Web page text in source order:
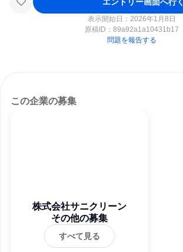
表示開始日：2026年1月8日
原稿ID： 89a92a1a10431b17
問題を報告する
この企業の募集
株式会社サニクリーン
その他の募集
すべて見る